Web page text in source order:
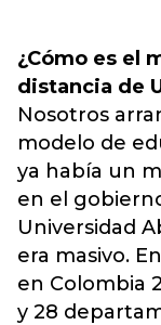
¿Cómo es el
distancia de
Nosotros
modelo de
ya había un
en el
Universidad
era masivo.
en Colombia
y 28